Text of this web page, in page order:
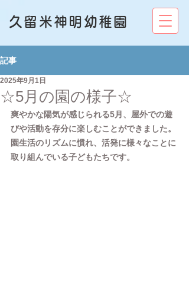
久留米神明幼稚園
記事
☆5月の園の様子☆
2025年9月1日
爽やかな陽気が感じられる5月、屋外での遊
びや活動を存分に楽しむことができました。
園生活のリズムに慣れ、活発に様々なことに
取り組んでいる子どもたちです。